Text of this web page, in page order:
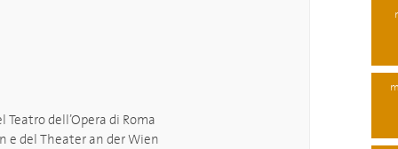
dell’Opera di Roma
e del Theater an der Wien